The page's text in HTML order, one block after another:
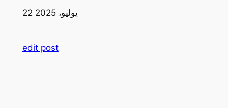
22 يوليو، 2025
edit post